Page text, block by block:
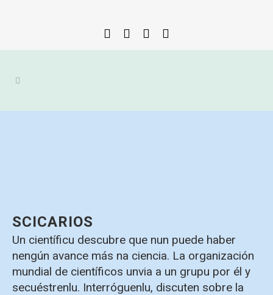
SCICARIOS
Un científicu descubre que nun puede haber
nengún avance más na ciencia. La organización
mundial de científicos unvia a un grupu por él y
secuéstrenlu. Interróguenlu, discuten sobre la